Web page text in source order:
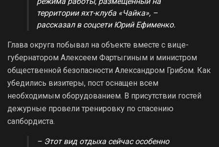
территории яхт-клуба «Чайка», –
рассказал в соцсети Юрий Ефименко.
Глава округа побывал на объекте вместе с вице-
губернатором Алексеем Фартыгиным и министром
общественной безопасности Александром Грибом. Как
убедились визитеры, пост оснащен всем
необходимым оборудованием. В присутствии гостей
дежурные провели тренировку по спасению
сапбордиста.
– Этот вид отдыха сейчас особенно